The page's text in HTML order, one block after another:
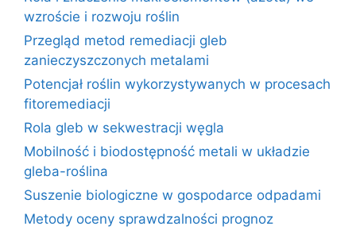
wzroście i rozwoju roślin
Przegląd metod remediacji gleb
zanieczyszczonych metalami
Potencjał roślin wykorzystywanych w procesach
fitoremediacji
Rola gleb w sekwestracji węgla
Mobilność i biodostępność metali w układzie
gleba-roślina
Suszenie biologiczne w gospodarce odpadami
Metody oceny sprawdzalności prognoz